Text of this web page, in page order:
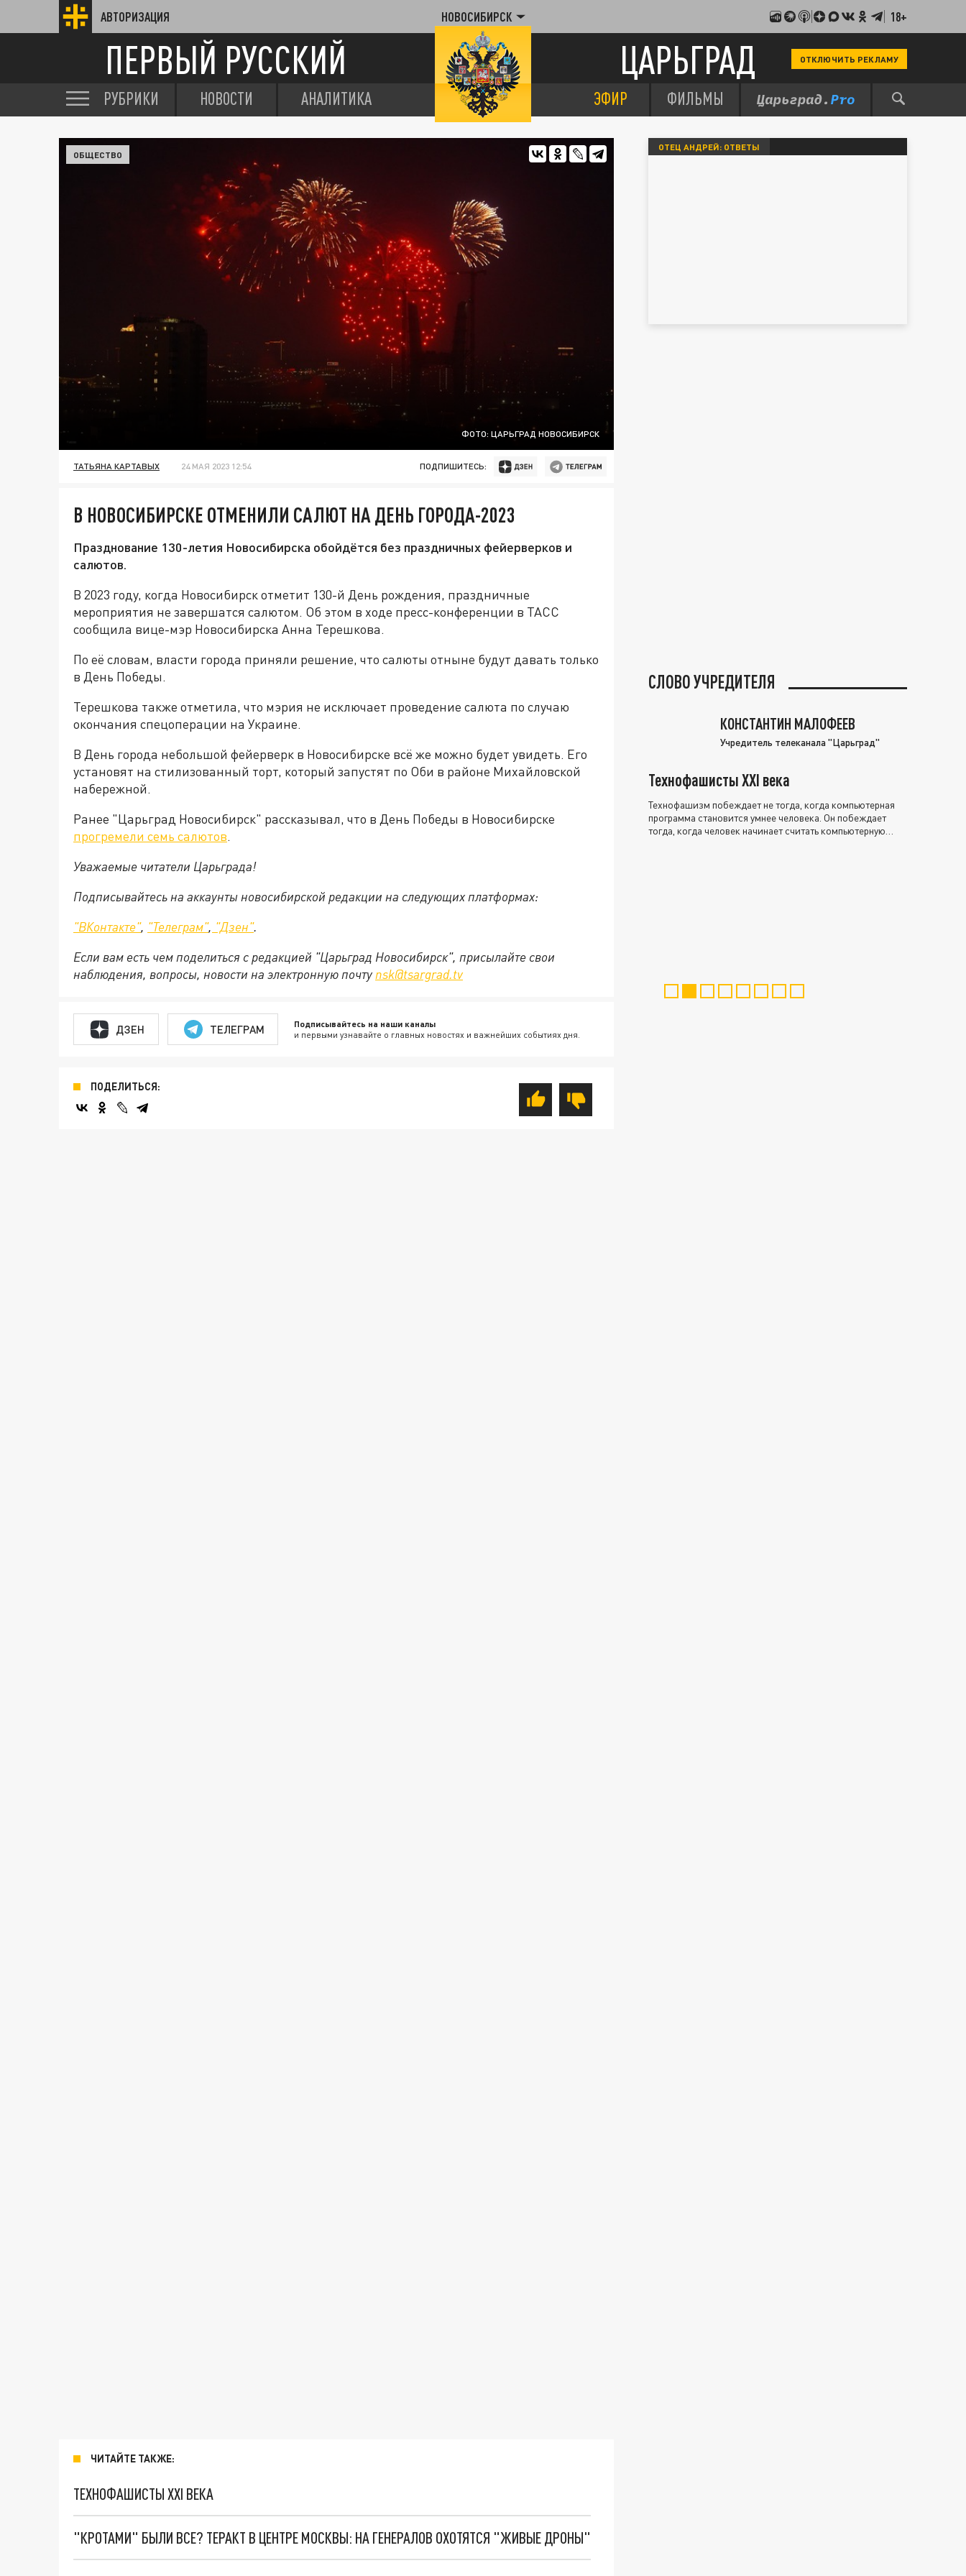
АВТОРИЗАЦИЯ НОВОСИБИРСК 18+
ПЕРВЫЙ РУССКИЙ ЦАРЬГРАД ОТКЛЮЧИТЬ РЕКЛАМУ
РУБРИКИ НОВОСТИ АНАЛИТИКА ЭФИР ФИЛЬМЫ
ФОТО: ЦАРЬГРАД НОВОСИБИРСК
ОБЩЕСТВО
ТАТЬЯНА КАРТАВЫХ 24 МАЯ 2023 12:54 ПОДПИШИТЕСЬ:
В НОВОСИБИРСКЕ ОТМЕНИЛИ САЛЮТ НА ДЕНЬ ГОРОДА-2023
Празднование 130-летия Новосибирска обойдётся без праздничных фейерверков и
салютов.
В 2023 году, когда Новосибирск отметит 130-й День рождения, праздничные
мероприятия не завершатся салютом. Об этом в ходе пресс-конференции в ТАСС
сообщила вице-мэр Новосибирска Анна Терешкова.
По её словам, власти города приняли решение, что салюты отныне будут давать только
в День Победы.
Терешкова также отметила, что мэрия не исключает проведение салюта по случаю
окончания спецоперации на Украине.
В День города небольшой фейерверк в Новосибирске всё же можно будет увидеть. Его
установят на стилизованный торт, который запустят по Оби в районе Михайловской
набережной.
Ранее "Царьград Новосибирск" рассказывал, что в День Победы в Новосибирске
прогремели семь салютов.
Уважаемые читатели Царьграда!
Подписывайтесь на аккаунты новосибирской редакции на следующих платформах:
"ВКонтакте", "Телеграм", "Дзен".
Если вам есть чем поделиться с редакцией "Царьград Новосибирск", присылайте свои
наблюдения, вопросы, новости на электронную почту nsk@tsargrad.tv
ДЗЕН ТЕЛЕГРАМ Подписывайтесь на наши каналы
и первыми узнавайте о главных новостях и важнейших событиях дня.
ПОДЕЛИТЬСЯ:
ЧИТАЙТЕ ТАКЖЕ:
ТЕХНОФАШИСТЫ XXI ВЕКА
"КРОТАМИ" БЫЛИ ВСЕ? ТЕРАКТ В ЦЕНТРЕ МОСКВЫ: НА ГЕНЕРАЛОВ ОХОТЯТСЯ "ЖИВЫЕ ДРОНЫ"
ОТЕЦ АНДРЕЙ: ОТВЕТЫ
СЛОВО УЧРЕДИТЕЛЯ
КОНСТАНТИН МАЛОФЕЕВ
Учредитель телеканала "Царьград"
Технофашисты XXI века
Технофашизм побеждает не тогда, когда компьютерная
программа становится умнее человека. Он побеждает
тогда, когда человек начинает считать компьютерную